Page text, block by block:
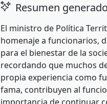
Resumen
El ministro de Política
homenaje a funcionarios,
para el bienestar de la
recordando que muchos
propia experiencia como
fama, contribuyen al